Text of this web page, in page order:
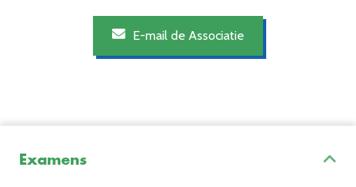
E-mail de Associatie
Examens